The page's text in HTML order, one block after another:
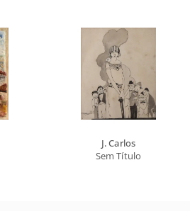
J. Carlos
Sem Título